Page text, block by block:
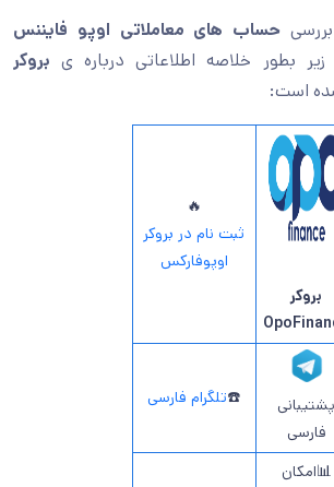
حساب های معاملاتی اوپو فایننس
بطور خلاصه اطلاعاتی درباره ی بروکر
است:
بروکر
🔥
ثبت نام در بروکر
اوپوفارکس
پشتیبانی
فارسی
☎️تلگرام فارسی
📊امکان